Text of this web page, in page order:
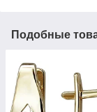
Подобные